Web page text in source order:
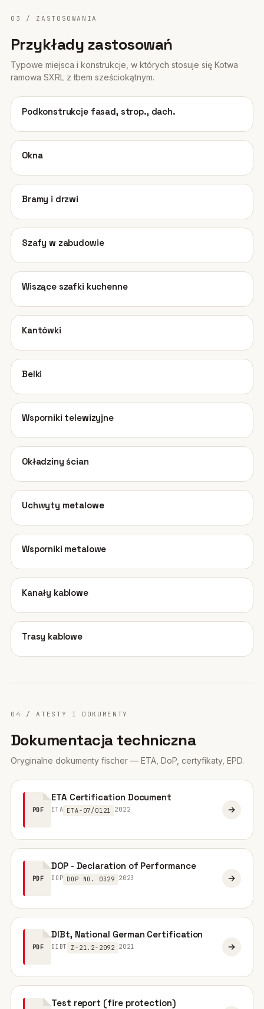
03 / ZASTOSOWANIA
Przykłady zastosowań
Typowe miejsca i konstrukcje, w których stosuje się Kotwa
ramowa SXRL z łbem sześciokątnym.
01
Podkonstrukcje fasad, strop., dach.
02
Okna
03
Bramy i drzwi
04
Szafy w zabudowie
05
Wiszące szafki kuchenne
06
Kantówki
07
Belki
08
Wsporniki telewizyjne
09
Okładziny ścian
10
Uchwyty metalowe
11
Wsporniki metalowe
12
Kanały kablowe
13
Trasy kablowe
04 / ATESTY I DOKUMENTY
Dokumentacja techniczna
Oryginalne dokumenty fischer — ETA, DoP, certyfikaty, EPD.
PDF
ETA Certification Document
ETA ETA-07/0121 2022
PDF
DOP - Declaration of Performance
DOP DOP NO. 0329 2023
PDF
DIBt, National German Certification
DIBT Z-21.2-2092 2021
Test report (fire protection)